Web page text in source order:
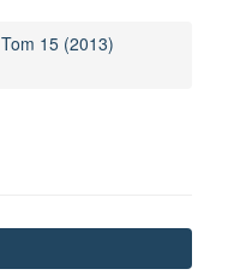
Tom 15 (2013)